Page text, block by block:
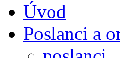
Úvod
Poslanci a